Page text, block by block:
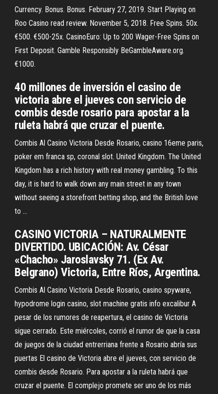
Currency. Bonus. Bonus. February 27, 2019. Start Playing on
Roo Casino read review. November 5, 2018. Free Spins. 50x.
€500. €500-25x. CasinoEuro: Up to 200 Wager-Free Spins on
First Deposit. Gamble Responsibly BeGambleAware.org.
€1000.
40 millones de inversión el casino de
victoria abre el jueves con servicio de
combis desde rosario para apostar a la
ruleta habrá que cruzar el puente.
Combis Al Casino Victoria Desde Rosario, casino 16eme paris,
poker em franca sp, coronal slot. United Kingdom. The United
Kingdom has a rich history with real money gambling. To this
day, it is hard to walk down any main street in any town
without seeing a storefront betting shop, and the British love
to …
CASINO VICTORIA – NATURALMENTE
DIVERTIDO. UBICACIÓN: Av. César
«Chacho» Jaroslavsky 71. (Ex Av.
Belgrano) Victoria, Entre Ríos, Argentina.
Combis Al Casino Victoria Desde Rosario, casino spyware,
hypodrome login casino, slot machine gratis info excalibur A
pesar de los rumores de reapertura, el casino de Victoria
sigue cerrado. Este miércoles, corrió el rumor de que la casa
de juegos de la ciudad entrerriana frente a Rosario abría sus
puertas El casino de Victoria abre el jueves, con servicio de
combis desde Rosario. Para apostar a la ruleta habrá que
cruzar el puente. El complejo promete ser uno de los más